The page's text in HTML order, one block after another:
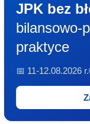
JPK bez
bilansowo-
praktyce
📅 11-12.08.2026 r.